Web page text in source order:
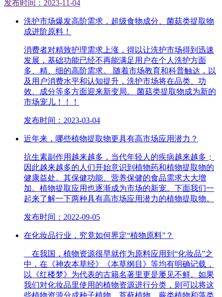
发布时间：2023-11-04
洗护市场爆发高阶需求，超级食物成分、菌菇类提取物
成进阶原料！
消费者对精致护理需求上涨，得以让洗护市场得到迅速
发展，基础功能已经不再能满足用户在个人洗护方面
多、精、细的高阶需求。 随着市场教育和科普触达，以
及用户消费水平和认知提升，洗护市场将在品类、功
效、成分等多方面迎来新变局。 菌菇类提取物成为新的
市场宠儿！！！
发布时间：2023-03-04
近年来，哪些植物提取物更具有高市场应用潜力？
抗生素副作用越来越多，当代年轻人的疾病越来越多；
因此越来越多的人们开始意识到植物药和植物提取物的
健康益处。其保健功能、营养保健的食品需求大大增
加。植物提取应用也逐渐成为市场的新宠。下面我们一
起来了解一下两种具有高市场应用潜力的植物提取物。
发布时间：2022-09-05
在化妆品行业，究竟如何界定“植物原料”？
在我国，植物资源很早就作为原料应用到“化妆品”之
中，在《神农本草经》《本草纲目》等均有明确记载，
以《红楼梦》为代表的古籍名著里更是屡见不鲜。如果
我们对化妆品里使用的植物资源进行分类，则可以将这
些植物资源分成种子植物、苔藓植物、蕨类植物和藻类